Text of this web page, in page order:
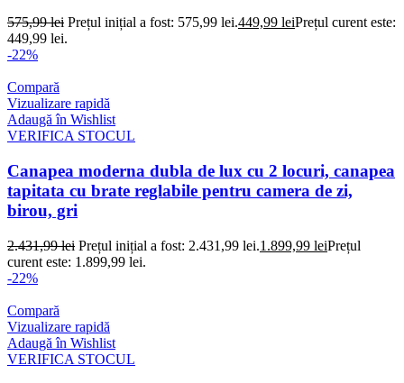
575,99lei Prețul inițial a fost: 575,99 lei.449,99 leiPrețul curent este:
449,99 lei.
-22%
Compară
Vizualizare rapidă
Adaugă în Wishlist
VERIFICA STOCUL
Canapea moderna dubla de lux cu 2 locuri, canapea
tapitata cu brate reglabile pentru camera de zi,
birou, gri
2.431,99lei Prețul inițial a fost: 2.431,99 lei.1.899,99 leiPrețul
curent este: 1.899,99 lei.
-22%
Compară
Vizualizare rapidă
Adaugă în Wishlist
VERIFICA STOCUL